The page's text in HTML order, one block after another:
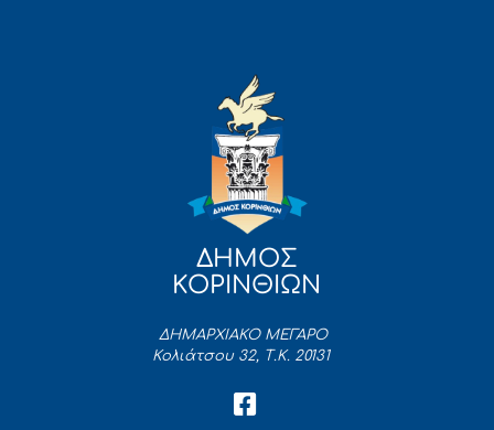
ΔΗΜΟΣ
ΚΟΡΙΝΘΙΩΝ
ΔΗΜΑΡΧΙΑΚΟ ΜΕΓΑΡΟ
Κολιάτσου 32, Τ.Κ. 20131